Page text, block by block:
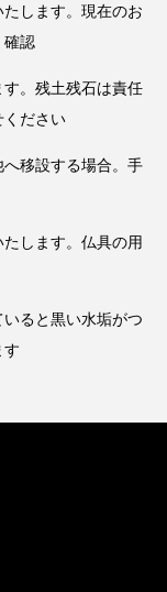
します。現在のお
確認
。残土残石は責任
ください
移設する場合。手
します。仏具の用
ると黒い水垢がつ
す